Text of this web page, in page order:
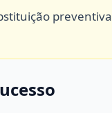
preventiva